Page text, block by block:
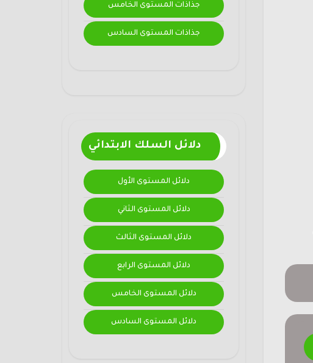
جذاذات المستوى الخامس
جذاذات المستوى السادس
دلائل السلك الابتدائي
دلائل المستوى الأول
دلائل المستوى الثاني
دلائل المستوى الثالث
دلائل المستوى الرابع
دلائل المستوى الخامس
دلائل المستوى السادس